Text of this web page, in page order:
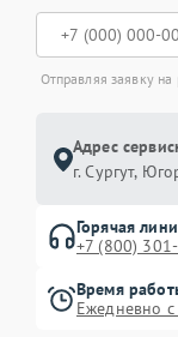
Отправляя заявку
Адрес
г. Сургут,
Горячая
+7 (800)
Время
Ежедневно